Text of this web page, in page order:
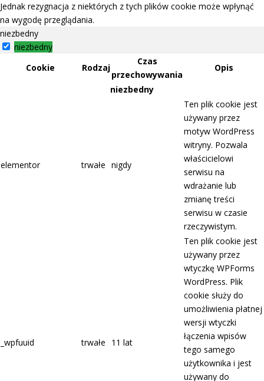
Jednak rezygnacja z niektórych z tych plików cookie może wpłynąć
na wygodę przeglądania.
niezbedny
niezbedny
Cookie
Rodzaj
Czas
przechowywania
Opis
niezbedny
elementor trwałe nigdy
Ten plik cookie jest
używany przez
motyw WordPress
witryny. Pozwala
właścicielowi
serwisu na
wdrażanie lub
zmianę treści
serwisu w czasie
rzeczywistym.
_wpfuuid trwałe 11 lat
Ten plik cookie jest
używany przez
wtyczkę WPForms
WordPress. Plik
cookie służy do
umożliwienia płatnej
wersji wtyczki
łączenia wpisów
tego samego
użytkownika i jest
używany do